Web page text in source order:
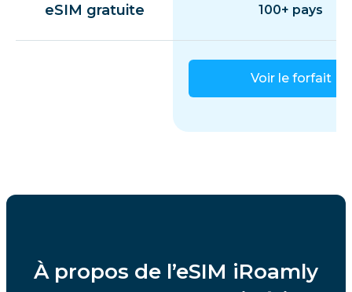
eSIM gratuite 100+ pays
Voir le forfait
À propos de l’eSIM iRoamly